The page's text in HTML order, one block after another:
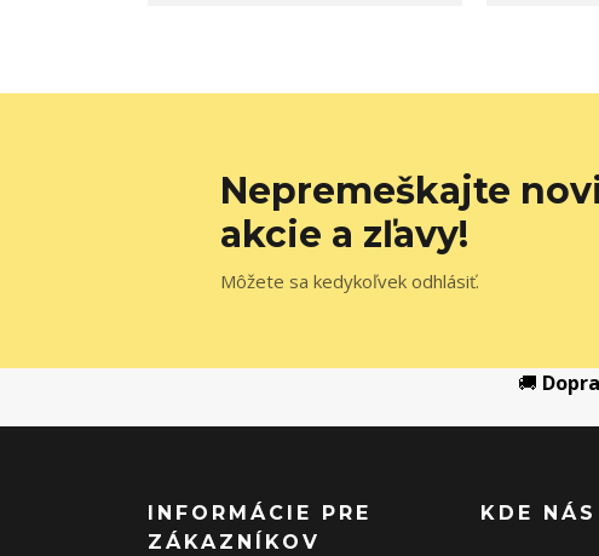
Nepremeškajte
akcie a zľavy!
Môžete sa kedykoľvek odhlásiť.
🚚
INFORMÁCIE PRE
ZÁKAZNÍKOV
KDE